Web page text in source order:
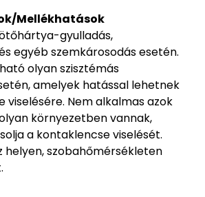
Mellékhatások
gyulladás,
egyéb szemkárosodás esetén.
olyan szisztémás
amelyek hatással lehetnek
viselésére. Nem alkalmas azok
környezetben vannak,
a kontaklencse viselését.
helyen, szobahőmérsékleten